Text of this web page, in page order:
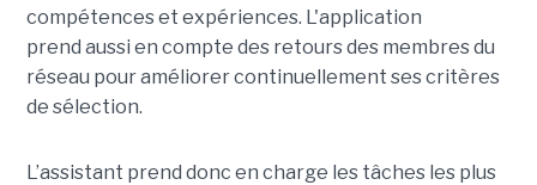
compétences et expériences. L'application
prend aussi en compte des retours des membres du
réseau pour améliorer continuellement ses critères
de sélection.
L’assistant prend donc en charge les tâches les plus